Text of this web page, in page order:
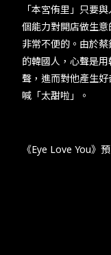
「本宮侑里」只要
個能力對開店做生
非常不便的​​。​​由於
的韓國人，心聲是
聲，進而對他產生
喊「太甜啦」。​
《​Eye Love You​》預